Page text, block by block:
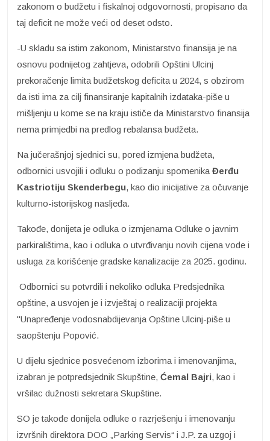
zakonom o budžetu i fiskalnoj odgovornosti, propisano da
taj deficit ne može veći od deset odsto.
-U skladu sa istim zakonom, Ministarstvo finansija je na
osnovu podnijetog zahtjeva, odobrili Opštini Ulcinj
prekoračenje limita budžetskog deficita u 2024, s obzirom
da isti ima za cilj finansiranje kapitalnih izdataka-piše u
mišljenju u kome se na kraju ističe da Ministarstvo finansija
nema primjedbi na predlog rebalansa budžeta.
Na jučerašnjoj sjednici su, pored izmjena budžeta,
odbornici usvojili i odluku o podizanju spomenika Đerđu
Kastriotiju Skenderbegu, kao dio inicijative za očuvanje
kulturno-istorijskog nasljeđa.
Takođe, donijeta je odluka o izmjenama Odluke o javnim
parkiralištima, kao i odluka o utvrđivanju novih cijena vode i
usluga za korišćenje gradske kanalizacije za 2025. godinu.
Odbornici su potvrdili i nekoliko odluka Predsjednika
opštine, a usvojen je i izvještaj o realizaciji projekta
"Unapređenje vodosnabdijevanja Opštine Ulcinj-piše u
saopštenju Popović.
U dijelu sjednice posvećenom izborima i imenovanjima,
izabran je potpredsjednik Skupštine, Ćemal Bajri, kao i
vršilac dužnosti sekretara Skupštine.
SO je takođe donijela odluke o razrješenju i imenovanju
izvršnih direktora DOO „Parking Servis“ i J.P. za uzgoj i